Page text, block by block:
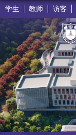
学生 教师 访客